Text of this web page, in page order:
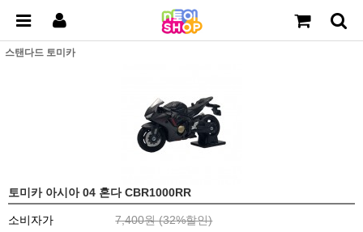
스탠다드 토미카
토미카 아시아 04 혼다 CBR1000RR
소비자가 7,400원 (32%할인)